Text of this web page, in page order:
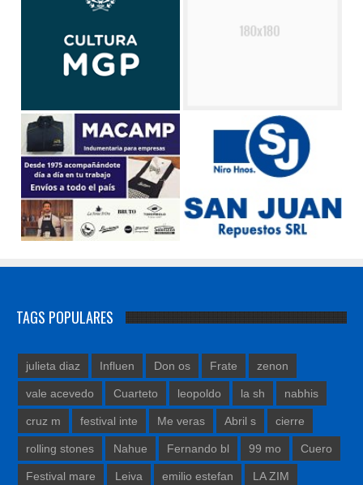
TAGS POPULARES
julieta diaz Influen Don os Frate zenon
vale acevedo Cuarteto leopoldo la sh nabhis
cruz m festival inte Me veras Abril s cierre
rolling stones Nahue Fernando bl 99 mo Cuero
Festival mare Leiva emilio estefan LA ZIM